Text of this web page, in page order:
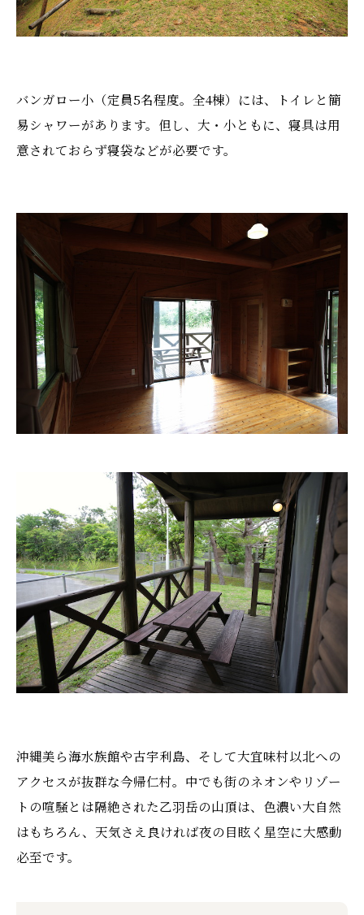
バンガロー小（定員5名程度。全4棟）には、トイレと簡
易シャワーがあります。但し、大・小ともに、寝具は用
意されておらず寝袋などが必要です。
沖縄美ら海水族館や古宇利島、そして大宜味村以北への
アクセスが抜群な今帰仁村。中でも街のネオンやリゾー
トの喧騒とは隔絶された乙羽岳の山頂は、色濃い大自然
はもちろん、天気さえ良ければ夜の目眩く星空に大感動
必至です。